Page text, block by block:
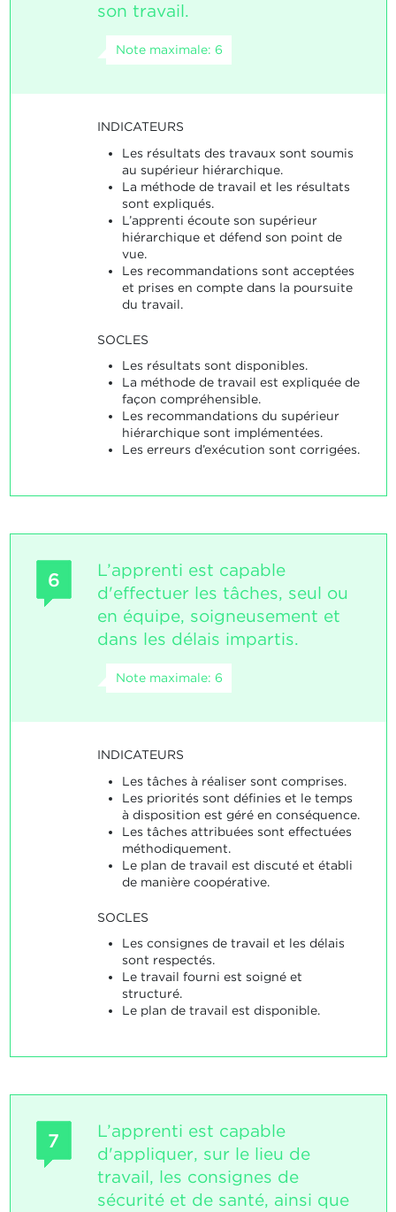
son travail.
Note maximale: 6
INDICATEURS
Les résultats des travaux sont soumis
au supérieur hiérarchique.
La méthode de travail et les résultats
sont expliqués.
L’apprenti écoute son supérieur
hiérarchique et défend son point de
vue.
Les recommandations sont acceptées
et prises en compte dans la poursuite
du travail.
SOCLES
Les résultats sont disponibles.
La méthode de travail est expliquée de
façon compréhensible.
Les recommandations du supérieur
hiérarchique sont implémentées.
Les erreurs d’exécution sont corrigées.
6
L’apprenti est capable
d'effectuer les tâches, seul ou
en équipe, soigneusement et
dans les délais impartis.
Note maximale: 6
INDICATEURS
Les tâches à réaliser sont comprises.
Les priorités sont définies et le temps
à disposition est géré en conséquence.
Les tâches attribuées sont effectuées
méthodiquement.
Le plan de travail est discuté et établi
de manière coopérative.
SOCLES
Les consignes de travail et les délais
sont respectés.
Le travail fourni est soigné et
structuré.
Le plan de travail est disponible.
7
L’apprenti est capable
d'appliquer, sur le lieu de
travail, les consignes de
sécurité et de santé, ainsi que